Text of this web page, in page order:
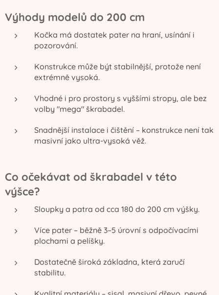
Výhody modelů do 200 cm
Kočka má dostatek pater na hraní, usínání i
pozorování.
Konstrukce může být stabilnější, protože není
extrémně vysoká.
Vhodné i pro prostory s vyššími stropy, ale bez
volby "mega" škrabadel.
Snadnější instalace i čištění – konstrukce není tak
masivní jako ultra-vysoká věž.
Co očekávat od škrabadel v této
výšce?
Sloupky a patra od cca 180 do 200 cm výšky.
Více pater – běžně 3–5 úrovní s odpočívacími
plochami a pelíšky.
Dostatečně široká základna, která zaručí
stabilitu.